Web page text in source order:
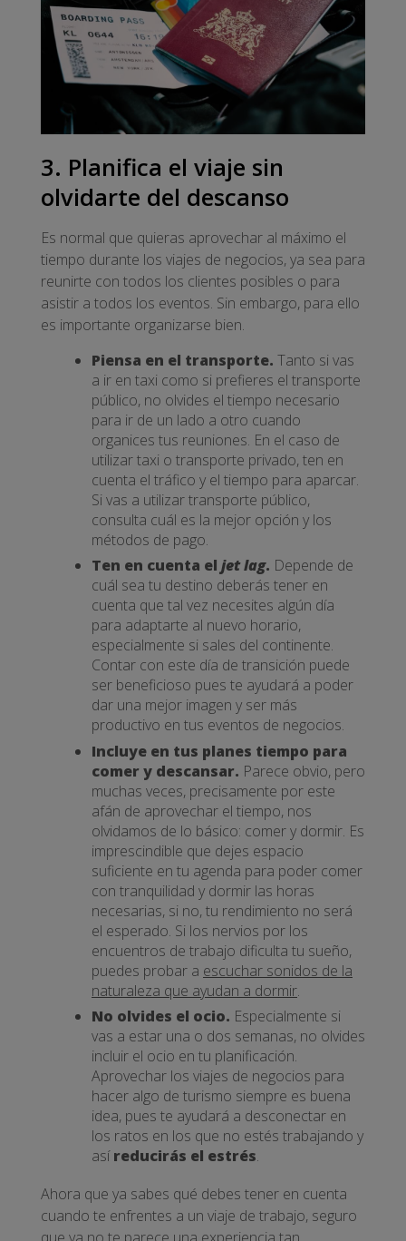
3. Planifica el viaje sin
olvidarte del descanso
Es normal que quieras aprovechar al máximo el
tiempo durante los viajes de negocios, ya sea para
reunirte con todos los clientes posibles o para
asistir a todos los eventos. Sin embargo, para ello
es importante organizarse bien.
Piensa en el transporte. Tanto si vas
a ir en taxi como si prefieres el transporte
público, no olvides el tiempo necesario
para ir de un lado a otro cuando
organices tus reuniones. En el caso de
utilizar taxi o transporte privado, ten en
cuenta el tráfico y el tiempo para aparcar.
Si vas a utilizar transporte público,
consulta cuál es la mejor opción y los
métodos de pago.
Ten en cuenta el jet lag. Depende de
cuál sea tu destino deberás tener en
cuenta que tal vez necesites algún día
para adaptarte al nuevo horario,
especialmente si sales del continente.
Contar con este día de transición puede
ser beneficioso pues te ayudará a poder
dar una mejor imagen y ser más
productivo en tus eventos de negocios.
Incluye en tus planes tiempo para
comer y descansar. Parece obvio, pero
muchas veces, precisamente por este
afán de aprovechar el tiempo, nos
olvidamos de lo básico: comer y dormir. Es
imprescindible que dejes espacio
suficiente en tu agenda para poder comer
con tranquilidad y dormir las horas
necesarias, si no, tu rendimiento no será
el esperado. Si los nervios por los
encuentros de trabajo dificulta tu sueño,
puedes probar a escuchar sonidos de la
naturaleza que ayudan a dormir.
No olvides el ocio. Especialmente si
vas a estar una o dos semanas, no olvides
incluir el ocio en tu planificación.
Aprovechar los viajes de negocios para
hacer algo de turismo siempre es buena
idea, pues te ayudará a desconectar en
los ratos en los que no estés trabajando y
asíreducirás el estrés.
Ahora que ya sabes qué debes tener en cuenta
cuando te enfrentes a un viaje de trabajo, seguro